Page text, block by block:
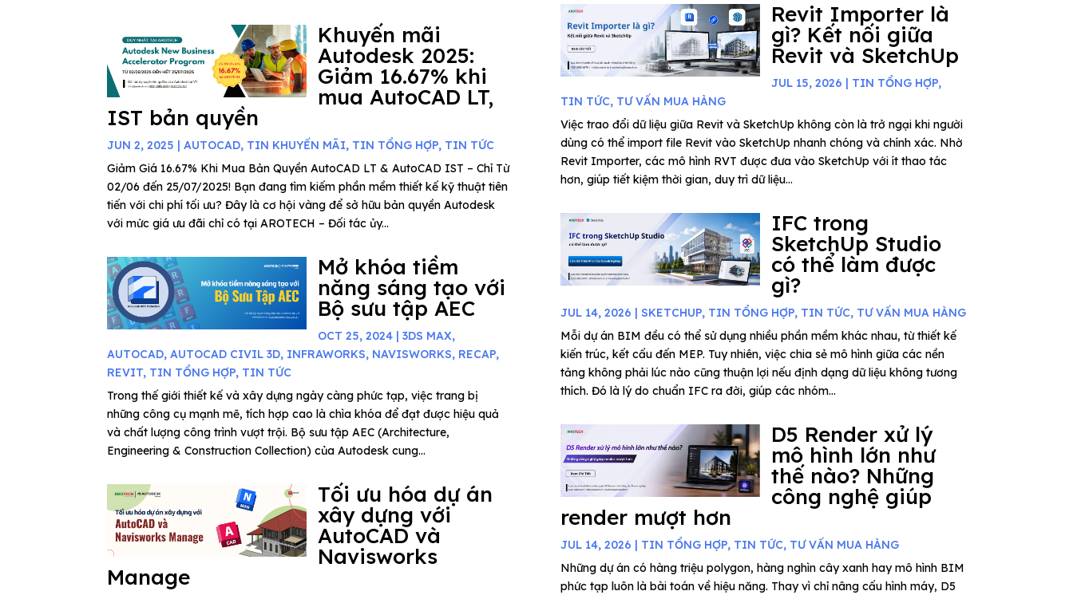
Khuyến mãi
Autodesk 2025:
Giảm 16.67% khi
mua AutoCAD LT,
IST bản quyền
JUN 2, 2025 |AUTOCAD, TIN KHUYẾN MÃI, TIN TỔNG HỢP, TIN TỨC
Giảm Giá 16.67% Khi Mua Bản Quyền AutoCAD LT & AutoCAD IST – Chỉ Từ
02/06 đến 25/07/2025! Bạn đang tìm kiếm phần mềm thiết kế kỹ thuật tiên
tiến với chi phí tối ưu? Đây là cơ hội vàng để sở hữu bản quyền Autodesk
với mức giá ưu đãi chỉ có tại AROTECH – Đối tác ủy...
Mở khóa tiềm
năng sáng tạo với
Bộ sưu tập AEC
OCT 25, 2024 |3DS MAX,
AUTOCAD,AUTOCAD CIVIL 3D, INFRAWORKS, NAVISWORKS, RECAP,
REVIT, TIN TỔNG HỢP, TIN TỨC
Trong thế giới thiết kế và xây dựng ngày càng phức tạp, việc trang bị
những công cụ mạnh mẽ, tích hợp cao là chìa khóa để đạt được hiệu quả
và chất lượng công trình vượt trội. Bộ sưu tập AEC (Architecture,
Engineering & Construction Collection) của Autodesk cung...
Tối ưu hóa dự án
xây dựng với
AutoCAD và
Navisworks
Manage
Revit Importer là
gì? Kết nối giữa
Revit và SketchUp
JUL 15, 2026 | TIN TỔNG HỢP,
TIN TỨC, TƯ VẤN MUA HÀNG
Việc trao đổi dữ liệu giữa Revit và SketchUp không còn là trở ngại khi người
dùng có thể import file Revit vào SketchUp nhanh chóng và chính xác. Nhờ
Revit Importer, các mô hình RVT được đưa vào SketchUp với ít thao tác
hơn, giúp tiết kiệm thời gian, duy trì dữ liệu...
IFC trong
SketchUp Studio
có thể làm được
gì?
JUL 14, 2026 | SKETCHUP, TIN TỔNG HỢP, TIN TỨC, TƯ VẤN MUA HÀNG
Mỗi dự án BIM đều có thể sử dụng nhiều phần mềm khác nhau, từ thiết kế
kiến trúc, kết cấu đến MEP. Tuy nhiên, việc chia sẻ mô hình giữa các nền
tảng không phải lúc nào cũng thuận lợi nếu định dạng dữ liệu không tương
thích. Đó là lý do chuẩn IFC ra đời, giúp các nhóm...
D5 Render xử lý
mô hình lớn như
thế nào? Những
công nghệ giúp
render mượt hơn
JUL 14, 2026 | TIN TỔNG HỢP, TIN TỨC, TƯ VẤN MUA HÀNG
Những dự án có hàng triệu polygon, hàng nghìn cây xanh hay mô hình BIM
phức tạp luôn là bài toán về hiệu năng. Thay vì chỉ nâng cấu hình máy, D5